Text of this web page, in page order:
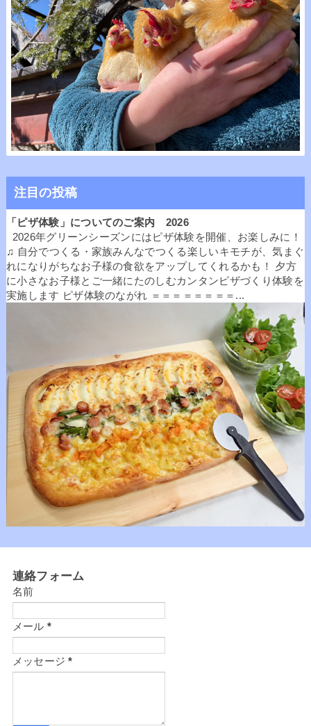
注目の投稿
「ピザ体験」についてのご案内 2026
2026年グリーンシーズンにはピザ体験を開催、お楽しみに！
♫ 自分でつくる・家族みんなでつくる楽しいキモチが、気まぐ
れになりがちなお子様の食欲をアップしてくれるかも！ 夕方
に小さなお子様とご一緒にたのしむカンタンピザづくり体験を
実施します ピザ体験のながれ ＝＝＝＝＝＝＝＝...
連絡フォーム
名前
メール *
メッセージ*